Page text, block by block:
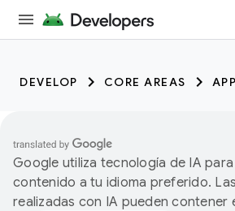
DEVELOP CORE AREAS
Google utiliza tecnología de IA
contenido a tu idioma preferido.
realizadas con IA pueden contener